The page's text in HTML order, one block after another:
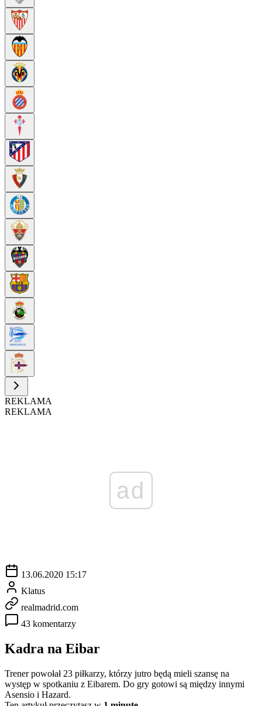
REKLAMA
REKLAMA
ad
13.06.2020 15:17
Klatus
realmadrid.com
43 komentarzy
Kadra na Eibar
Trener powołał 23 piłkarzy, którzy jutro będą mieli szansę na
występ w spotkaniu z Eibarem. Do gry gotowi są między innymi
Asensio i Hazard.